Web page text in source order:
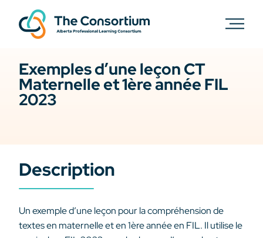
Exemples d’une leçon CT
Maternelle et 1ère année FIL
2023
Description
Un exemple d’une leçon pour la compréhension de
textes en maternelle et en 1ère année en FIL. Il utilise le